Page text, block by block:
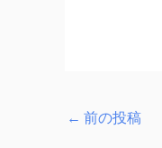
← 前の投稿